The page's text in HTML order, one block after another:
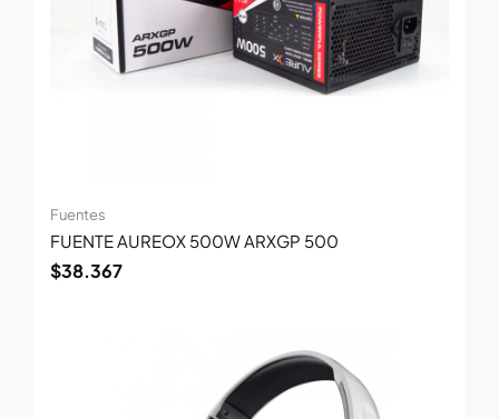
Fuentes
FUENTE AUREOX 500W ARXGP 500
$38.367